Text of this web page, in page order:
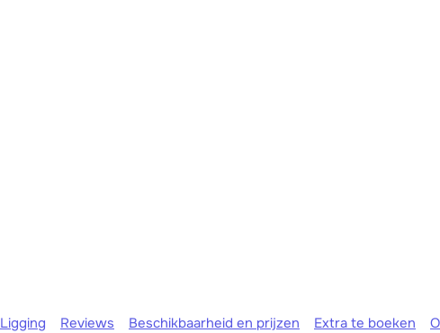
We
Ligging Reviews Beschikbaarheid en prijzen Extra te boeken